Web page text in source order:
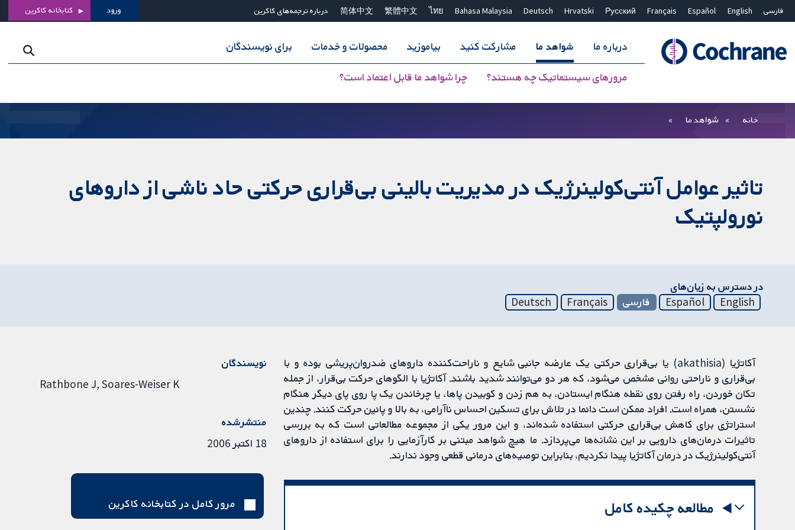
فارسی English
Español
Français
Русский
Hrvatski
Deutsch
Bahasa Malaysia
ไทย
繁體中文
简体中文 درباره ترجمه‌های کاکرین ورود کتابخانه کاکرین
درباره ما شواهد ما
مرورهای سیستماتیک چه هستند؟ چرا شواهد ما قابل اعتماد است؟
مشارکت کنید بیاموزید محصولات و خدمات برای نویسندگان
بستن جستجو ✖
خانه شواهد ما
تاثیر عوامل آنتی‌کولینرژیک در مدیریت بالینی بی‌قراری حرکتی حاد ناشی از داروهای
نورولپتیک
در دسترس به زیان‌های
English
Español فارسی Français
Deutsch
آکاتژیا (akathisia) یا بی‌قراری حرکتی یک عارضه جانبی شایع و ناراحت‌کننده داروهای ضدروان‌پریشی بوده و با
بی‌قراری و ناراحتی روانی مشخص می‌شود، که هر دو می‌توانند شدید باشند. آکاتژیا با الگوهای حرکت بی‌قرار، از جمله
تکان خوردن، راه رفتن روی نقطه هنگام ایستادن، به هم زدن و کوبیدن پاها، یا چرخاندن یک پا روی پای دیگر هنگام
نشستن، همراه است. افراد ممکن است دائما در تلاش برای تسکین احساس ناآرامی، به بالا و پائین حرکت کنند. چندین
استراتژی برای کاهش بی‌قراری حرکتی استفاده شده‌اند، و این مرور یکی از مجموعه مطالعاتی است که به بررسی
تاثیرات درمان‌های دارویی بر این نشانه‌ها می‌پردازد. ما هیچ شواهد مبتنی بر کارآزمایی را برای استفاده از داروهای
آنتی‌کولینرژیک در درمان آکاتژیا پیدا نکردیم، بنابراین توصیه‌های درمانی قطعی وجود ندارند.
مطالعه چکیده کامل
نویسندگان
Rathbone J Soares-Weiser K
منتشرشده
18 اکتبر 2006
مرور کامل در کتابخانه کاکرین